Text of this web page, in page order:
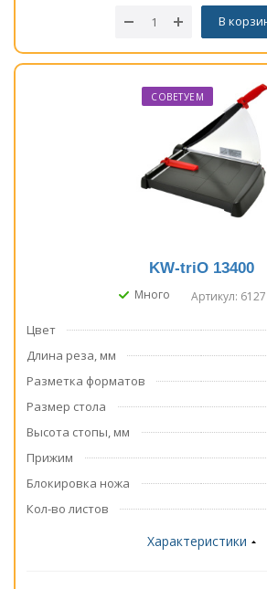
В
СОВЕТУЕМ
KW-triO 13400
Много Артикул: 6127
Цвет
Длина реза, мм
Разметка форматов
Размер стола
Высота стопы, мм
Прижим
Блокировка ножа
Кол-во листов
Характеристики